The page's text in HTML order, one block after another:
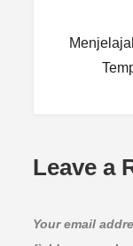
Leave a
Your email